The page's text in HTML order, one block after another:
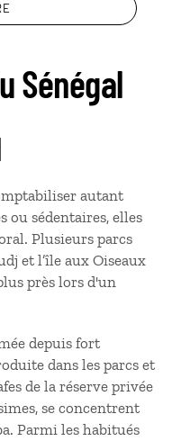
Sénégal
autant
ou sédentaires, elles
Plusieurs parcs
et l’île aux Oiseaux
près lors d'un
depuis fort
dans les parcs et
de la réserve privée
se concentrent
Parmi les habitués